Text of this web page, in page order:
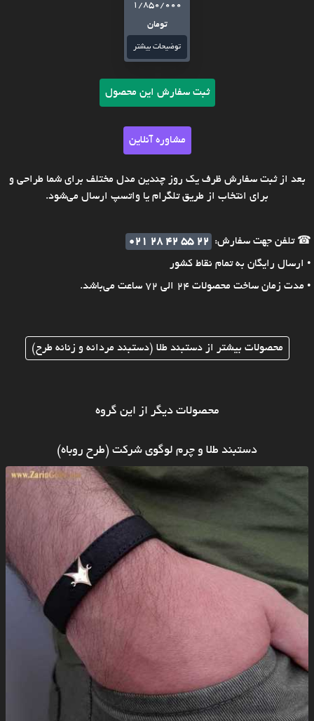
1/850/000
تومان
توضیحات بیشتر
ثبت سفارش این محصول
مشاوره آنلاین
بعد از ثبت سفارش ظرف یک روز چندین مدل مختلف برای شما طراحی و
برای انتخاب از طریق تلگرام یا واتسپ ارسال می‌شود.
☎ تلفن جهت سفارش:
021 28 42 55 22
• ارسال رایگان به تمام نقاط کشور
• مدت زمان ساخت محصولات 24 الی 72 ساعت می‌باشد.
محصولات بیشتر از دستبند طلا (دستبند مردانه و زنانه طرح)
محصولات دیگر از این گروه
دستبند طلا و چرم لوگوی شرکت (طرح روباه)